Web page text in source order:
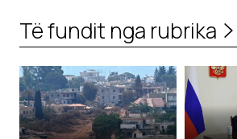
Të fundit nga rubrika